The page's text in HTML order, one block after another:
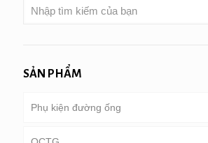
SẢN PHẨM
Phụ kiện đường ống